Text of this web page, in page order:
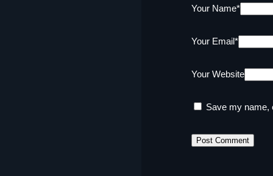
Your Name*
Your Email*
Your Website
Save my name,